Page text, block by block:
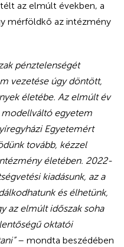
az elmúlt években, a
mérföldkő az intézmény
pénztelenségét
vezetése úgy döntött,
életébe. Az elmúlt év
egyetem
Egyetemért
tovább, kézzel
életében. 2022-
kiadásunk, az a
és élhetünk,
az elmúlt időszak soha
oktatói
– mondta beszédében